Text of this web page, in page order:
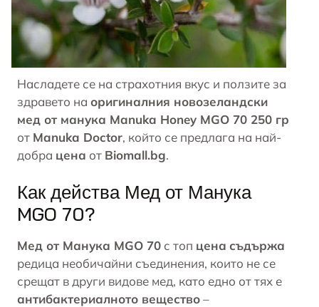
Насладете се на страхотния вкус и ползите за
здравето на оригиналния новозеландски
мед от манука Manuka Honey MGO 70 250 гр
от Manuka Doctor, който се предлага на най-
добра цена от Biomall.bg.
Как действа Мед от Манука
MGO 70?
Мед от Манука MGO 70 с топ цена съдържа
редица необичайни съединения, които не се
срещат в други видове мед, като едно от тях е
антибактериалното вещество–